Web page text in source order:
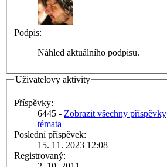
Podpis:
Náhled aktuálního podpisu.
Uživatelovy aktivity
Příspěvky:
6445 - Zobrazit všechny příspěvky
témata
Poslední příspěvek:
15. 11. 2023 12:08
Registrovaný: